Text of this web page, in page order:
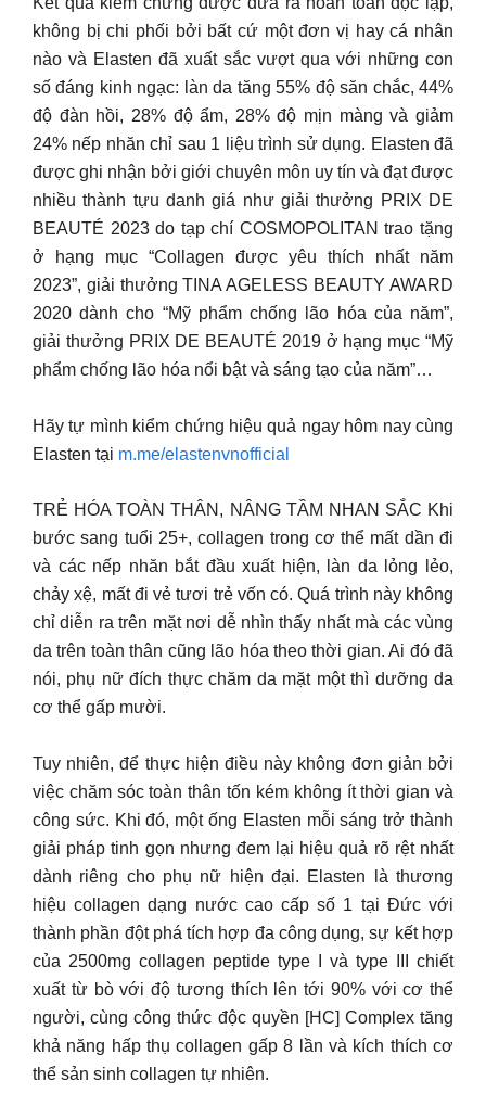
không bị chi phối bởi bất cứ một đơn vị hay cá nhân
nào và Elasten đã xuất sắc vượt qua với những con
số đáng kinh ngạc: làn da tăng 55% độ săn chắc, 44%
độ đàn hồi, 28% độ ẩm, 28% độ mịn màng và giảm
24% nếp nhăn chỉ sau 1 liệu trình sử dụng. Elasten đã
được ghi nhận bởi giới chuyên môn uy tín và đạt được
nhiều thành tựu danh giá như giải thưởng PRIX DE
BEAUTÉ 2023 do tạp chí COSMOPOLITAN trao tặng
ở hạng mục “Collagen được yêu thích nhất năm
2023”, giải thưởng TINA AGELESS BEAUTY AWARD
2020 dành cho “Mỹ phẩm chống lão hóa của năm”,
giải thưởng PRIX DE BEAUTÉ 2019 ở hạng mục “Mỹ
phẩm chống lão hóa nổi bật và sáng tạo của năm”…
Hãy tự mình kiểm chứng hiệu quả ngay hôm nay cùng
Elasten tại m.me/elastenvnofficial
TRẺ HÓA TOÀN THÂN, NÂNG TẦM NHAN SẮC Khi
bước sang tuổi 25+, collagen trong cơ thể mất dần đi
và các nếp nhăn bắt đầu xuất hiện, làn da lỏng lẻo,
chảy xệ, mất đi vẻ tươi trẻ vốn có. Quá trình này không
chỉ diễn ra trên mặt nơi dễ nhìn thấy nhất mà các vùng
da trên toàn thân cũng lão hóa theo thời gian. Ai đó đã
nói, phụ nữ đích thực chăm da mặt một thì dưỡng da
cơ thể gấp mười.
Tuy nhiên, để thực hiện điều này không đơn giản bởi
việc chăm sóc toàn thân tốn kém không ít thời gian và
công sức. Khi đó, một ống Elasten mỗi sáng trở thành
giải pháp tinh gọn nhưng đem lại hiệu quả rõ rệt nhất
dành riêng cho phụ nữ hiện đại. Elasten là thương
hiệu collagen dạng nước cao cấp số 1 tại Đức với
thành phần đột phá tích hợp đa công dụng, sự kết hợp
của 2500mg collagen peptide type I và type III chiết
xuất từ bò với độ tương thích lên tới 90% với cơ thể
người, cùng công thức độc quyền [HC] Complex tăng
khả năng hấp thụ collagen gấp 8 lần và kích thích cơ
thể sản sinh collagen tự nhiên.